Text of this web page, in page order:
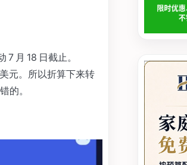
月 18 日截止。
元。所以折算下来转
的。